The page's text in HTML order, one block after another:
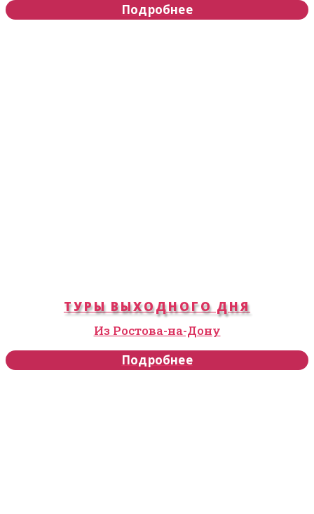
Подробнее
ТУРЫ ВЫХОДНОГО ДНЯ
Из Ростова-на-Дону
Подробнее